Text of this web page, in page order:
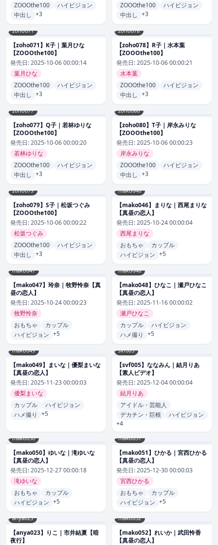
ZOOOthe100
ハイビジョン
中出し +3
ZOOOthe100
ハイビジョン
中出し +3
zoho071
【zoho071】K子｜葉月ひな
【ZOOOthe100】
発売日:2025-10-06 00:00:14
葉月ひな
ZOOOthe100
ハイビジョン
中出し +3
zoho078
【zoho078】R子｜水本葉
【ZOOOthe100】
発売日:2025-10-06 00:00:21
水本葉
ZOOOthe100
ハイビジョン
中出し +3
zoho077
【zoho077】Q子｜若林ゆりな
【ZOOOthe100】
発売日:2025-10-06 00:00:20
若林ゆりな
ZOOOthe100
ハイビジョン
中出し +3
zoho080
【zoho080】T子｜岸永みりな
【ZOOOthe100】
発売日:2025-10-06 00:00:23
岸永みりな
ZOOOthe100
ハイビジョン
中出し +3
zoho079
【zoho079】S子｜松坂つぐみ
【ZOOOthe100】
発売日:2025-10-06 00:00:22
松坂つぐみ
ZOOOthe100
ハイビジョン
中出し +3
mako046
【mako046】まりな｜西尾まりな
【真昼の恋人】
発売日:2025-10-24 00:00:04
西尾まりな
おもちゃ
カップル
ハイビジョン +5
mako047
【mako047】玲奈｜牧野怜奈【真
昼の恋人】
発売日:2025-10-24 00:00:23
牧野怜奈
おもちゃ
カップル
ハイビジョン +5
mako048
【mako048】ひなこ｜瀬戸ひなこ
【真昼の恋人】
発売日:2025-11-16 00:00:02
瀬戸ひなこ
カップル
ハイビジョン
ハメ撮り
+5
mako049
【mako049】まいな｜優梨まいな
【真昼の恋人】
発売日:2025-11-23 00:00:03
優梨まいな
カップル
ハイビジョン
ハメ撮り
+5
svf005
【svf005】ななみん｜結月りあ
【素人ビデオ】
発売日:2025-12-04 00:00:04
結月りあ
アイドル・芸能人
デカチン・巨根
ハイビジョン
+4
mako050
【mako050】ゆいな｜滝ゆいな
【真昼の恋人】
発売日:2025-12-27 00:00:18
滝ゆいな
おもちゃ
カップル
ハイビジョン +5
mako051
【mako051】ひかる｜宮西ひかる
【真昼の恋人】
発売日:2025-12-30 00:00:03
宮西ひかる
おもちゃ
カップル
ハイビジョン +5
anya023
【anya023】りこ｜市井結夏【暗
夜行】
mako052
【mako052】れいか｜武田怜香
【真昼の恋人】